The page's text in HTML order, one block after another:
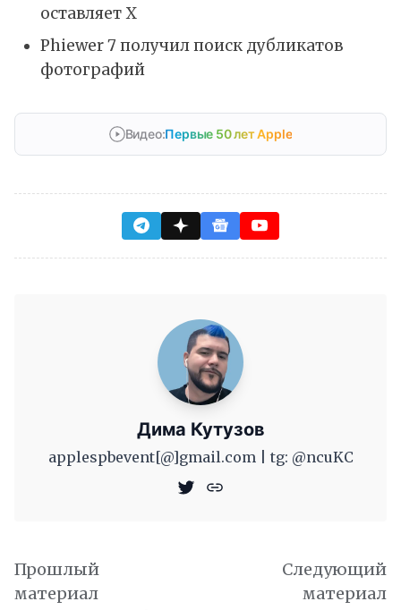
оставляет X
Phiewer 7 получил поиск дубликатов
фотографий
Видео:Первые 50 лет Apple
Дима Кутузов
applespbevent[@]gmail.com | tg: @ncuKC
Прошлый
материал
Следующий
материал